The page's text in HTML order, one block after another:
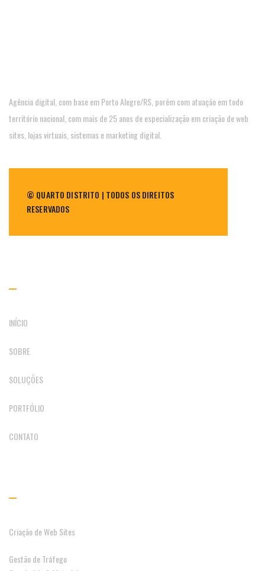
Agência digital, com base em Porto Alegre/RS, porém com atuação em todo
território nacional, com mais de 25 anos de especialização em criação de web
sites, lojas virtuais, sistemas e marketing digital.
© QUARTO DISTRITO | TODOS OS DIREITOS
RESERVADOS
INÍCIO
SOBRE
SOLUÇÕES
PORTFÓLIO
CONTATO
Criação de Web Sites
Gestão de Tráfego